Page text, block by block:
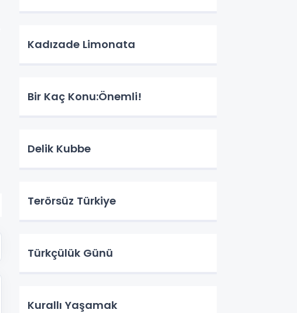
Kadızade Limonata
Bir Kaç Konu:Önemli!
Delik Kubbe
Terörsüz Türkiye
Türkçülük Günü
Kurallı Yaşamak